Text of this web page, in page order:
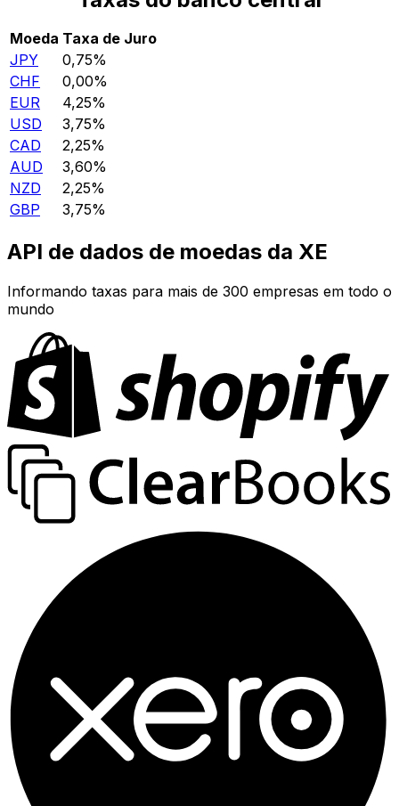
Moeda Taxa de Juro
JPY
0,75%
CHF
0,00%
EUR
4,25%
USD
3,75%
CAD
2,25%
AUD
3,60%
NZD
2,25%
GBP
3,75%
API de dados de moedas da XE
Informando taxas para mais de 300 empresas em todo o
mundo